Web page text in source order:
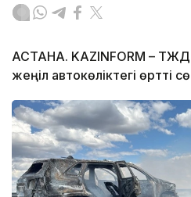
АСТАНА. KAZINFORM – ТЖД
жеңіл автокөліктегі өртті